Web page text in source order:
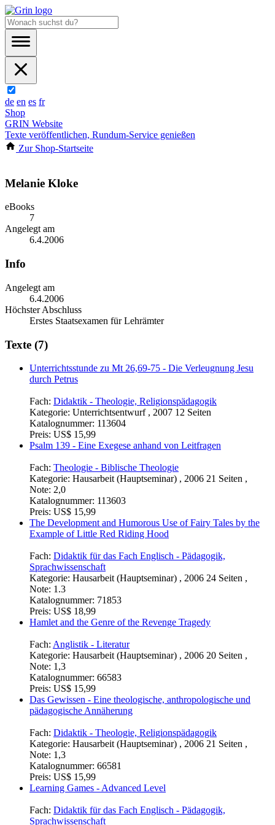
de en es fr
Shop
GRIN Website
Texte veröffentlichen, Rundum-Service genießen
Zur Shop-Startseite
Melanie Kloke
eBooks
7
Angelegt am
6.4.2006
Info
Angelegt am
6.4.2006
Höchster Abschluss
Erstes Staatsexamen für Lehrämter
Texte (7)
Unterrichtsstunde zu Mt 26,69-75 - Die Verleugnung Jesu
durch Petrus
Fach: Didaktik - Theologie, Religionspädagogik
Kategorie: Unterrichtsentwurf , 2007 12 Seiten
Katalognummer: 113604
Preis: US$ 15,99
Psalm 139 - Eine Exegese anhand von Leitfragen
Fach: Theologie - Biblische Theologie
Kategorie: Hausarbeit (Hauptseminar) , 2006 21 Seiten ,
Note: 2,0
Katalognummer: 113603
Preis: US$ 15,99
The Development and Humorous Use of Fairy Tales by the
Example of Little Red Riding Hood
Fach:Didaktik für das Fach Englisch - Pädagogik,
Sprachwissenschaft
Kategorie:
Note: 1.3
Katalognummer:
Preis:US$ 18,99
Fach:Anglistik - Literatur
Kategorie:
Note: 1,3
Katalognummer:
Preis:US$ 15,99
Das Gewissen - Eine theologische, anthropologische und
Fach: Didaktik - Theologie, Religionspädagogik
Kategorie:Hausarbeit (Hauptseminar) , 2006 21 Seiten ,
Note: 1,3
Katalognummer:66581
Learning Games - Advanced Level